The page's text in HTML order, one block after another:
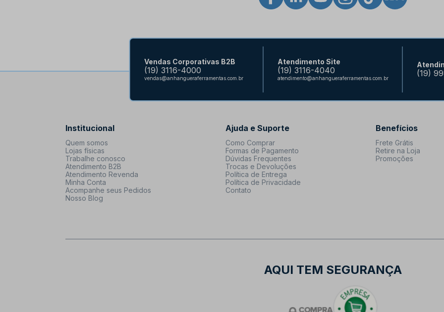
Vendas Corporativas B2B
(19) 3116-4000
vendas@anhangueraferramentas.com.br
Atendimento Site
(19) 3116-4040
atendimento@anhangueraferramentas.com.br (19)
Institucional
Quem somos
Lojas físicas
Trabalhe conosco
Atendimento B2B
Atendimento Revenda
Minha Conta
Acompanhe seus Pedidos
Nosso Blog
Ajuda e Suporte
Como Comprar
Formas de Pagamento
Dúvidas Frequentes
Trocas e Devoluções
Política de Entrega
Política de Privacidade
Contato
Benefícios
Frete Grátis
Retire na Loja
Promoções
AQUI TEM SEGURANÇA